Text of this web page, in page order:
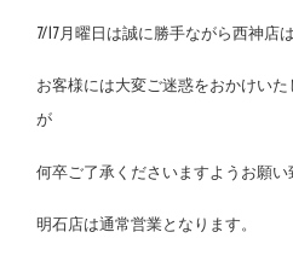
7/17月曜日は誠に勝手ながら西神店
お客様には大変ご迷惑をおかけい
が
何卒ご了承くださいますようお願い
明石店は通常営業となります。